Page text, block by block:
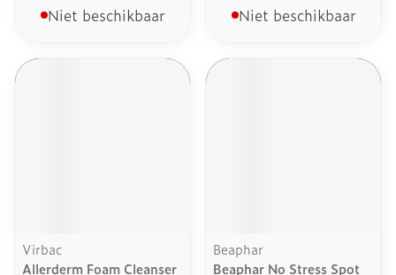
Niet beschikbaar Niet beschikbaar
Virbac
Allerderm Foam Cleanser
Beaphar
Beaphar No Stress Spot